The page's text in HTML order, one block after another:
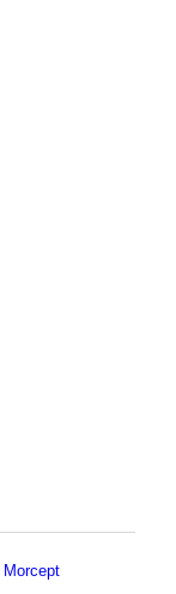
Morcept